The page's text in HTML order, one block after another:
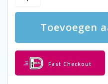
15-
30KM/h
Bereik
Gimbal
Toevoegen
Fast Checkout